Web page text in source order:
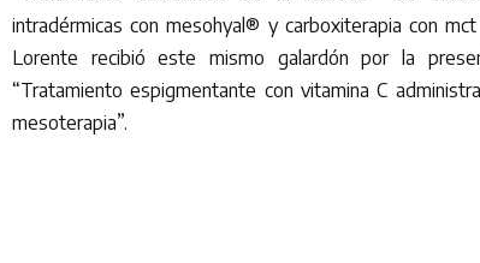
intradérmicas con mesohyal® y carboxiterapia con
Lorente recibió este mismo galardón por la
“Tratamiento espigmentante con vitamina C
mesoterapia”.